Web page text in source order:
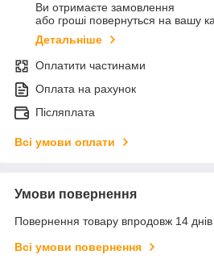
Ви отримаєте замовлення
або гроші повернуться на вашу
Детальніше
Оплатити частинами
Оплата на рахунок
Післяплата
Всі умови оплати
Умови повернення
Повернення товару впродовж 14
Всі умови повернення